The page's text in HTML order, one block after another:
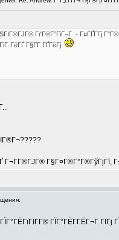
ГґГ®Г°ГіГ¬Г - Г¤ГҐГ­Гј
Г§Г­Г ГҐГёГј.
Г¬Г­Г®ГЈГ®
ГЇГ°ГЁГ­ГЁГ¬Г ГІГј